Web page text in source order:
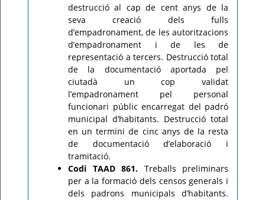
destrucció al cap de cent anys de la
seva creació dels fulls
d’empadronament, de les autoritzacions
d’empadronament i de les de
representació a tercers. Destrucció total
de la documentació aportada pel
ciutadà un cop validat
l’empadronament pel personal
funcionari públic encarregat del padró
municipal d’habitants. Destrucció total
en un termini de cinc anys de la resta
de documentació d’elaboració i
tramitació.
Codi TAAD 861. Treballs preliminars
per a la formació dels censos generals i
dels padrons municipals d’habitants.